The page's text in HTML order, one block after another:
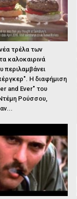
τρέλα των
καλοκαιρινά
περιλαμβάνει
Η διαφήμιση
and Ever" του
Ρούσσου,